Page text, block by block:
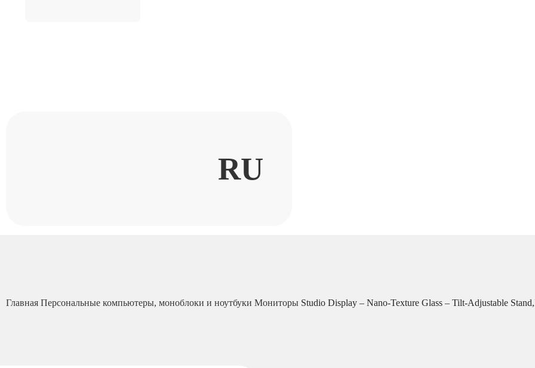
RU
Главная Персональные компьютеры, моноблоки и ноутбуки Мониторы Studio Display – Nano-Texture Glass – Tilt-Adjustable